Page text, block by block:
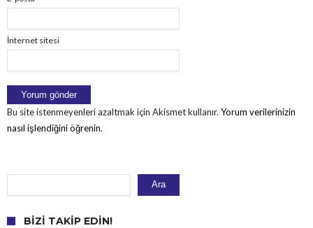
İnternet sitesi
Bu site istenmeyenleri azaltmak için Akismet kullanır. Yorum verilerinizin
nasıl işlendiğini öğrenin.
Ara
BIZI TAKIP EDIN!